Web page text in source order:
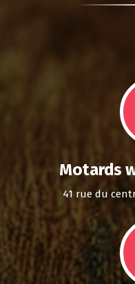
Motards
41 rue du